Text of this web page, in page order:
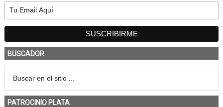
BUSCADOR
PATROCINIO PLATA